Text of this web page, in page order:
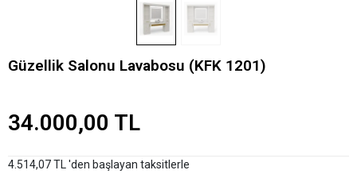
Güzellik Salonu Lavabosu (KFK 1201)
34.000,00 TL
4.514,07 TL 'den başlayan taksitlerle